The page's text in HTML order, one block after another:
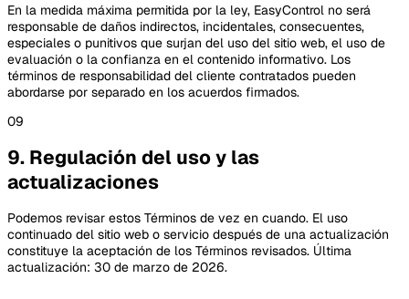
En la medida máxima permitida por la ley, EasyControl no será
responsable de daños indirectos, incidentales, consecuentes,
especiales o punitivos que surjan del uso del sitio web, el uso de
evaluación o la confianza en el contenido informativo. Los
términos de responsabilidad del cliente contratados pueden
abordarse por separado en los acuerdos firmados.
09
9. Regulación del uso y las
actualizaciones
Podemos revisar estos Términos de vez en cuando. El uso
continuado del sitio web o servicio después de una actualización
constituye la aceptación de los Términos revisados. Última
actualización: 30 de marzo de 2026.